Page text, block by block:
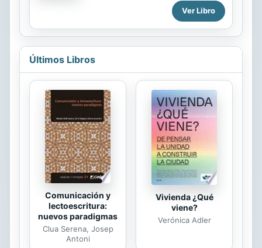
que les motivan a hacerlo. Ya sea
sirviendo en el mercado o en el
empleados de bajo rango, como
personal asalariado o siervos
voluntarios, los buenos líderes
tienen la capacidad de puntualizar la
razón fundamental de sus acciones y
decisiones como si se tratase de
recitar la dirección de sus
domicilios.En Axioma: el autor Bill
Hybels divulga las convicciones que
Dios le ha dado y que han legislado
la estrategia de...
Ver Libro
Últimos Libros
Comunicación y
lectoescritura:
nuevos paradigmas
Clua Serena, Josep
Antoni
Vivienda ¿Qué
viene?
Verónica Adler